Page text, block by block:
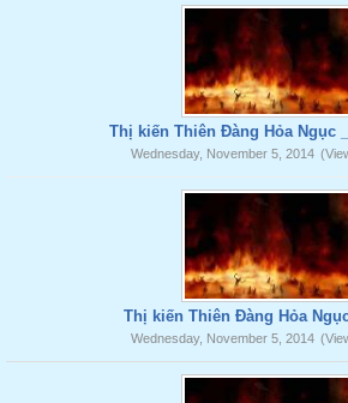
Thị kiến Thiên Đàng Hỏa Ngục
Wednesday, November 5, 2014
Thị kiến Thiên Đàng Hỏa
Wednesday, November 5, 2014